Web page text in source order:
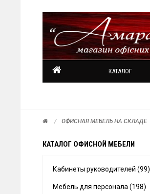
КАТАЛОГ
ОФИСНАЯ МЕБЕЛЬ НА СКЛАДЕ
КАТАЛОГ ОФИСНОЙ МЕБЕЛИ
Кабинеты руководителей (99)
Мебель для персонала (198)